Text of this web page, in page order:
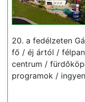
20. a fedélzeten
fő / éj ártól /
centrum /
programok /